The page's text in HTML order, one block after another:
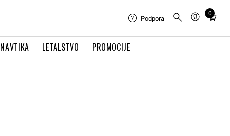
NAVTIKA LETALSTVO PROMOCIJE
Podpora
0
Total
in